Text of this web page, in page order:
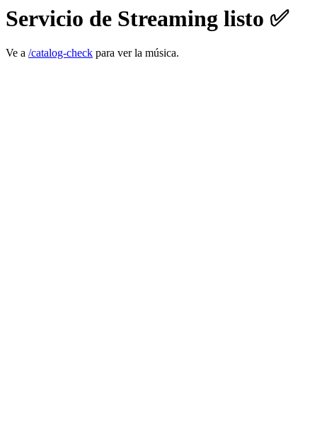
Servicio de Streaming listo ✅
Ve a /catalog-check para ver la música.